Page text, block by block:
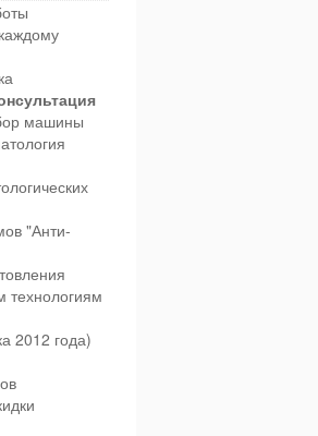
машины
"Анти-
технологиям
2012 года)